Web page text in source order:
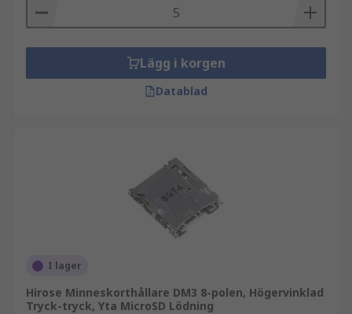
Lägg i korgen
Datablad
I lager
Hirose Minneskorthållare DM3 8-polen, Högervinklad
Tryck-tryck, Yta MicroSD Lödning